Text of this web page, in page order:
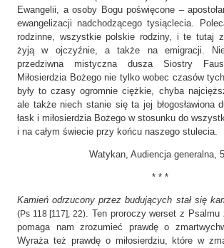
Ewangelii, a osoby Bogu poświęcone –
ewangelizacji nadchodzącego tysiąclecia.
rodzinne, wszystkie polskie rodziny, i te tutaj
żyją w ojczyźnie, a także na emigracji.
przedziwna mistyczna dusza Siostry
Miłosierdzia Bożego nie tylko wobec czasów
były to czasy ogromnie ciężkie, chyba
ale także niech stanie się ta jej błogosławiona
łask i miłosierdzia Bożego w stosunku do
i na całym świecie przy końcu naszego stulecia.
Watykan, Audiencja generalna,
* * *
Kamień odrzucony przez budujących stał się
(Ps 118 [117], 22). Ten proroczy werset z Psalmu
pomaga nam zrozumieć prawdę o
Wyraża też prawdę o miłosierdziu, które w